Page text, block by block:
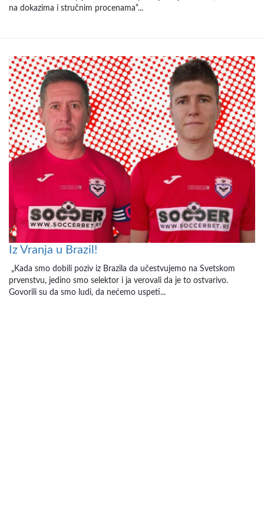
na dokazima i stručnim procenama“...
Iz Vranja u Brazil!
„Kada smo dobili poziv iz Brazila da učestvujemo na Svetskom
prvenstvu, jedino smo selektor i ja verovali da je to ostvarivo.
Govorili su da smo ludi, da nećemo uspeti...